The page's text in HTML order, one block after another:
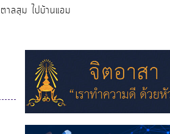
าลสุม ไปบ้านแอม